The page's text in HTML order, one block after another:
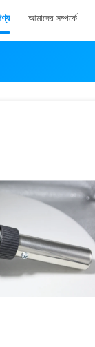
আমাদের সম্পর্কে